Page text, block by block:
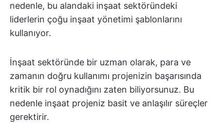
nedenle, bu alandaki inşaat sektöründeki
liderlerin çoğu inşaat yönetimi şablonlarını
kullanıyor.
İnşaat sektöründe bir uzman olarak, para ve
zamanın doğru kullanımı projenizin başarısında
kritik bir rol oynadığını zaten biliyorsunuz. Bu
nedenle inşaat projeniz basit ve anlaşılır süreçler
gerektirir.